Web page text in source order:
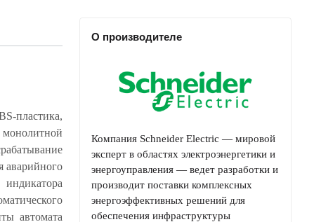
О производителе
Компания Schneider Electric — мировой
эксперт в областях электроэнергетики и
энергоуправления — ведет разработки и
производит поставки комплексных
энергоэффективных решений для
обеспечения инфраструктуры